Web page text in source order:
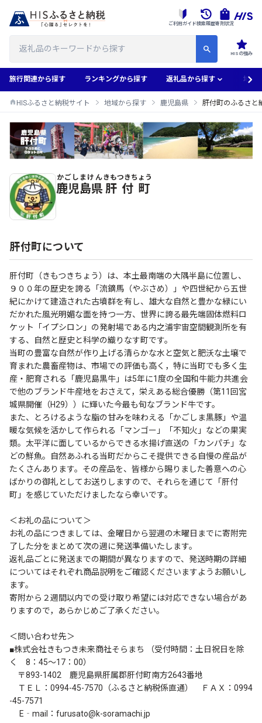
HISの強み
ご利用ガイド検索履歴寄附状況
旅行関連から探す ランキングから探す 返礼品から探す 地域
HISふるさと納税サイト 地域から探す 鹿児島県 肝付町のふるさと
肝付町のふるさと納税返礼品一覧
鹿児島県
かごしまけん
肝付町
きもつきちょう
肝付町について
肝付町（きもつきちょう）は、本土最南端の大隅半島に位置し、
９００年の歴史を誇る「流鏑馬（やぶさめ）」や四世紀から五世
紀にかけて建造された古墳群を有し、雄大な自然と豊かな緑にい
だかれた風光明媚な面を持つ一方、世界に誇る最先端固体燃料ロ
ケット「イプシロン」の発射場である内之浦宇宙空間観測所を有
する、自然と歴史と科学の織りなす町です。
当町の豊富な自然が作り上げる清らかな水と空気と肥沃な土壌で
育まれた農畜産物は、市場での評価も高く，特に当町でも多く生
産・肥育される「鹿児島黒牛」は5年に1度の全国和牛能力共進会
で他のブランド牛産地をおさえて，栄えある総合優勝（第11回宮
城県開催（H29））に輝いた今最も旬なブランド牛です。
また、とろけるような脂の甘みを味わえる「かごしま黒豚」や温
暖な気候を活かして作られる「マンゴー」「不知火」などの果実
類。太平洋に面しているからできる水揚げ直送の「カンパチ」な
どの鮮魚。自然あふれる当町だからこそ提供できる自慢の産品が
たくさんあります。その産品を、皆様から賜りました善意への心
ばかりの御礼としてお送りしますので、それらを通じて「肝付
町」を感じていただけましたなら幸いです。
＜お礼の品について＞
お礼の品につきましては、金曜日から翌週の木曜日までに寄附完
了した分をまとめて次の週に発送準備いたします。
返礼品ごとに発送までの期間が異なりますので、発送時期の詳細
についてはそれぞれ商品説明をご確認くださいますようお願いし
ます。
寄附から２週間以内での受け取り希望には対応できない場合があ
りますので，あらかじめご了承ください。
＜問い合わせ先＞
■株式会社きもつき未来商社そらまち （受付時間：土日祝日を除
く 8：45～17：00）
〒893-1402 鹿児島県肝属郡肝付町南方2643番地
ＴＥＬ：0994-45-7570（ふるさと納税係直通） ＦＡＸ：0994
-45-7571
E‐mail：furusato@k-soramachi.jp